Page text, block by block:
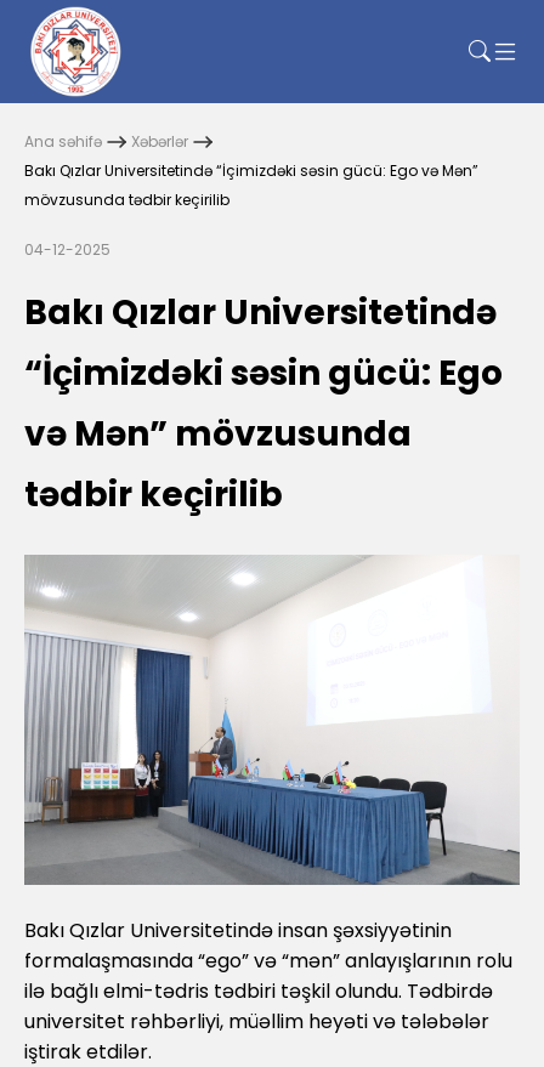
Ana səhifə
Xəbərlər
Bakı Qızlar Universitetində “İçimizdəki səsin gücü: Ego və Mən”
mövzusunda tədbir keçirilib
04-12-2025
Bakı Qızlar Universitetində
“İçimizdəki səsin gücü: Ego
və Mən” mövzusunda
tədbir keçirilib
Bakı Qızlar Universitetində insan şəxsiyyətinin
formalaşmasında “ego” və “mən” anlayışlarının rolu
ilə bağlı elmi-tədris tədbiri təşkil olundu. Tədbirdə
universitet rəhbərliyi, müəllim heyəti və tələbələr
iştirak etdilər.